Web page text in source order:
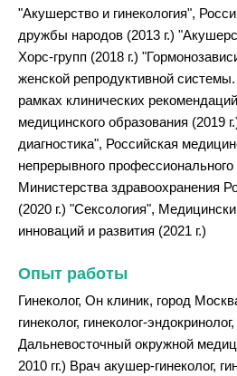
"Акушерство и гинекология",
дружбы народов (2013 г.)
Хорс-групп (2018 г.)
женской репродуктивной
рамках клинических
медицинского образования (2019
диагностика", Российская
непрерывного профессионального
Министерства здравоохранения
(2020 г.) "Сексология",
инноваций и развития (2021 г.)
Опыт работы
Гинеколог, Он клиник, город
гинеколог, гинеколог-
Дальневосточный окружной
2010 гг.) Врач акушер-гинеколог,